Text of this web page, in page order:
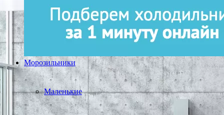
Морозильники
Маленькие